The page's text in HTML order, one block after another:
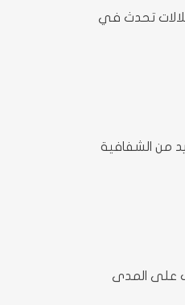
تحدث في
من الشفافية
على المدى